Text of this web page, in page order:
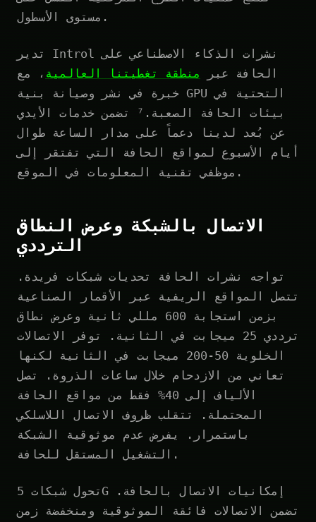
مستوى الأسطول.
تدير Introl نشرات الذكاء الاصطناعي على
الحافة عبر منطقة تغطيتنا العالمية ، مع
خبرة في نشر وصيانة بنية GPU التحتية في
بيئات الحافة الصعبة.⁷ تضمن خدمات الأيدي
عن بُعد لدينا دعماً على مدار الساعة طوال
أيام الأسبوع لمواقع الحافة التي تفتقر إلى
موظفي تقنية المعلومات في الموقع.
الاتصال بالشبكة وعرض النطاق
الترددي
تواجه نشرات الحافة تحديات شبكات فريدة.
تتصل المواقع الريفية عبر الأقمار الصناعية
بزمن استجابة 600 مللي ثانية وعرض نطاق
ترددي 25 ميجابت في الثانية. توفر الاتصالات
الخلوية 50-200 ميجابت في الثانية لكنها
تعاني من الازدحام خلال ساعات الذروة. تصل
الألياف إلى 40% فقط من مواقع الحافة
المحتملة. تتقلب ظروف الاتصال اللاسلكي
باستمرار. يفرض عدم موثوقية الشبكة
التشغيل المستقل للحافة.
تحول شبكات 5G إمكانيات الاتصال بالحافة.
تضمن الاتصالات فائقة الموثوقية ومنخفضة زمن